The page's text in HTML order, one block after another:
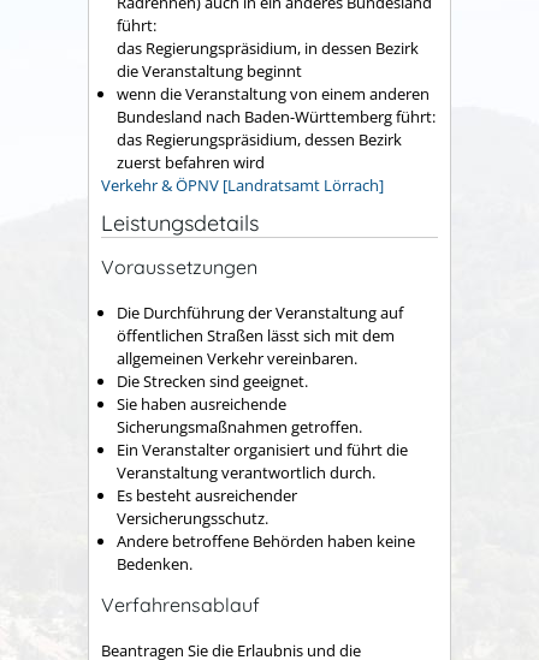
führt:
das Regierungspräsidium, in dessen Bezirk
die Veranstaltung beginnt
wenn die Veranstaltung von einem anderen
Bundesland nach Baden-Württemberg führt:
das Regierungspräsidium, dessen Bezirk
zuerst befahren wird
Verkehr & ÖPNV [Landratsamt Lörrach]
Leistungsdetails
Voraussetzungen
Die Durchführung der Veranstaltung auf
öffentlichen Straßen lässt sich mit dem
allgemeinen Verkehr vereinbaren.
Die Strecken sind geeignet.
Sie haben ausreichende
Sicherungsmaßnahmen getroffen.
Ein Veranstalter organisiert und führt die
Veranstaltung verantwortlich durch.
Es besteht ausreichender
Versicherungsschutz.
Andere betroffene Behörden haben keine
Bedenken.
Verfahrensablauf
Beantragen Sie die Erlaubnis und die